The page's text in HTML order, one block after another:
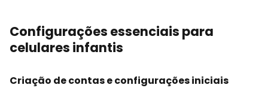
Configurações essenciais para
celulares infantis
Criação de contas e configurações iniciais